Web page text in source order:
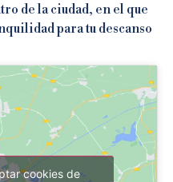
de la ciudad, en el que
para tu descanso
cookies de